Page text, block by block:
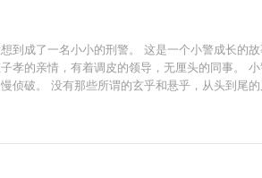
到成了一名小小的刑警。 这是一个小警成长
孝的亲情，有着调皮的领导，无厘头的同事。
侦破。 没有那些所谓的玄乎和悬乎，从头到